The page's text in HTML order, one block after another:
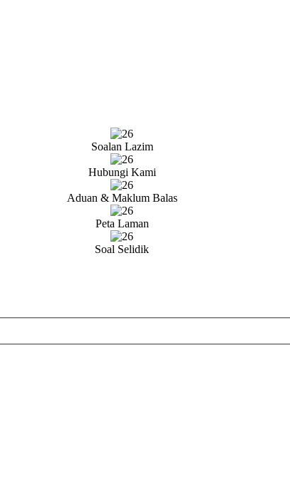
Soalan Lazim
Hubungi Kami
Aduan & Maklum Balas
Peta Laman
Soal Selidik